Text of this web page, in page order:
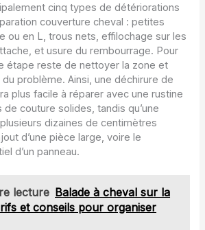
cinq types de détériorations
couverture cheval : petites
ou en L, trous nets, effilochage sur les
et usure du rembourrage. Pour
étape reste de nettoyer la zone et
du problème. Ainsi, une déchirure de
plus facile à réparer avec une rustine
couture solides, tandis qu’une
dizaines de centimètres
d’une pièce large, voire le
d’un panneau.
lecture Balade à cheval sur la
et conseils pour organiser